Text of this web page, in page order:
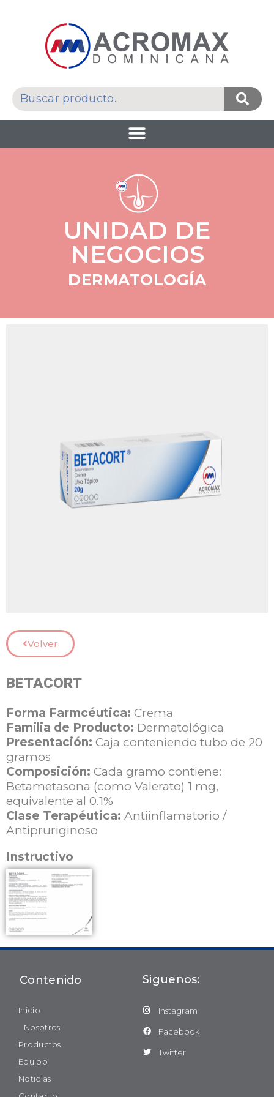
UNIDAD DE
NEGOCIOS
DERMATOLOGÍA
Volver
BETACORT
Forma Farmcéutica: Crema
Familia de Producto: Dermatológica
Presentación: Caja conteniendo tubo de 20
gramos
Composición: Cada gramo contiene:
Betametasona (como Valerato) 1 mg,
equivalente al 0.1%
Clase Terapéutica: Antiinflamatorio /
Antipruriginoso
Instructivo
Contenido
Inicio
Nosotros
Productos
Equipo
Noticias
Siguenos:
Instagram
Facebook
Twitter